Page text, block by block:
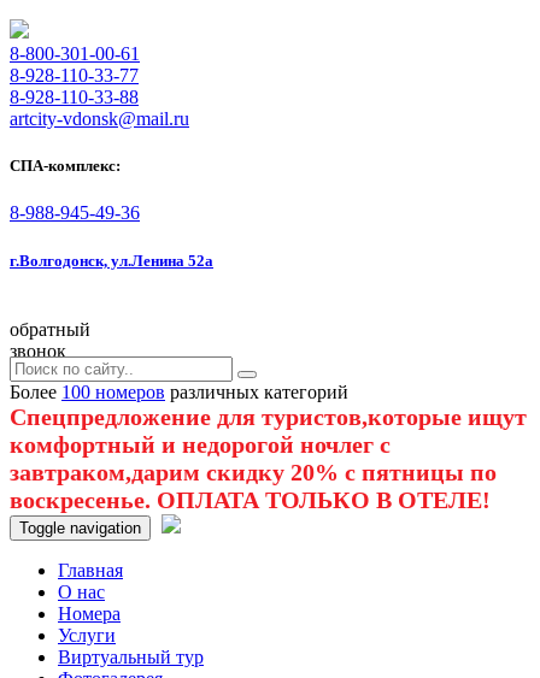
8-800-301-00-61
8-928-110-33-77
8-928-110-33-88
artcity-vdonsk@mail.ru
СПА-комплекс:
8-988-945-49-36
г.Волгодонск, ул.Ленина 52а
обратный
звонок
Более 100 номеров различных категорий
Спецпредложение для туристов,которые ищут
комфортный и недорогой ночлег с
завтраком,дарим скидку 20% с пятницы по
воскресенье. ОПЛАТА ТОЛЬКО В ОТЕЛЕ!
Toggle navigation
Главная
O нас
Номера
Услуги
Виртуальный тур